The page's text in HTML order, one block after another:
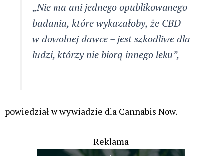
„Nie ma ani jednego opublikowanego
badania, które wykazałoby, że CBD –
w dowolnej dawce – jest szkodliwe dla
ludzi, którzy nie biorą innego leku”,
powiedział w wywiadzie dla Cannabis Now.
Reklama